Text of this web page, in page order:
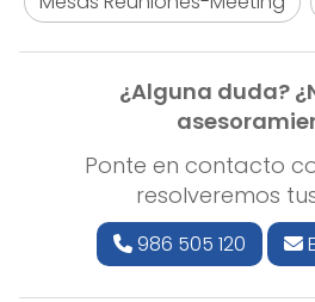
¿Alguna duda?
Ponte en contacto
resolveremos
986 505 120